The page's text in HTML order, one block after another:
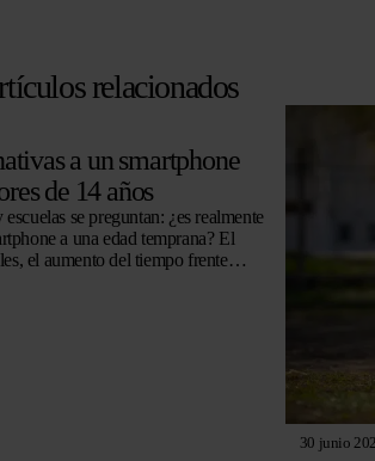
relacionados
a un smartphone
de 14 años
se preguntan: ¿es realmente
a una edad temprana? El
el aumento del tiempo frente…
30 junio